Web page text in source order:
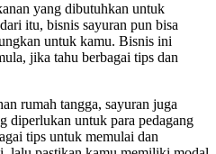
yang dibutuhkan untuk
itu, bisnis sayuran pun bisa
untuk kamu. Bisnis ini
jika tahu berbagai tips dan
rumah tangga, sayuran juga
diperlukan untuk para pedagang
tips untuk memulai dan